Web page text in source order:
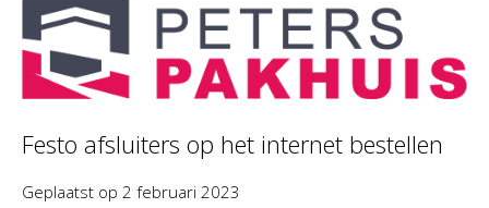
Festo afsluiters op het internet bestellen
Geplaatst op 2 februari 2023